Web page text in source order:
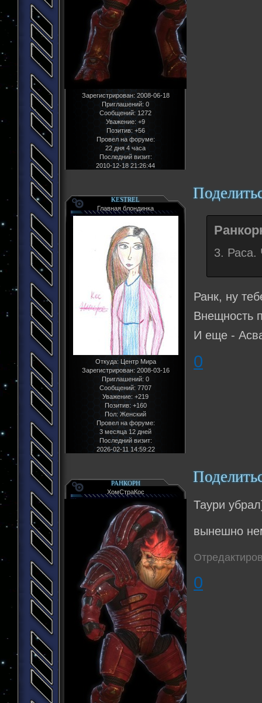
Зарегистрирован: 2008-06-18
Приглашений: 0
Сообщений: 1272
Уважение: +9
Позитив: +56
Провел на форуме:
22 дня 4 часа
Последний визит:
2010-12-18 21:26:44
KESTREL
Главная блондинка
Откуда: Центр Мира
Зарегистрирован: 2008-03-16
Приглашений: 0
Сообщений: 7707
Уважение: +219
Позитив: +160
Пол:Женский
Провел на форуме:
3 месяца 12 дней
Последний визит:
2026-02-11 14:59:22
3. Раса.
Ранк, ну
Внещность
И еще -
0
РАНКОРН
ХомСтраКос
Таури
вынешно
0